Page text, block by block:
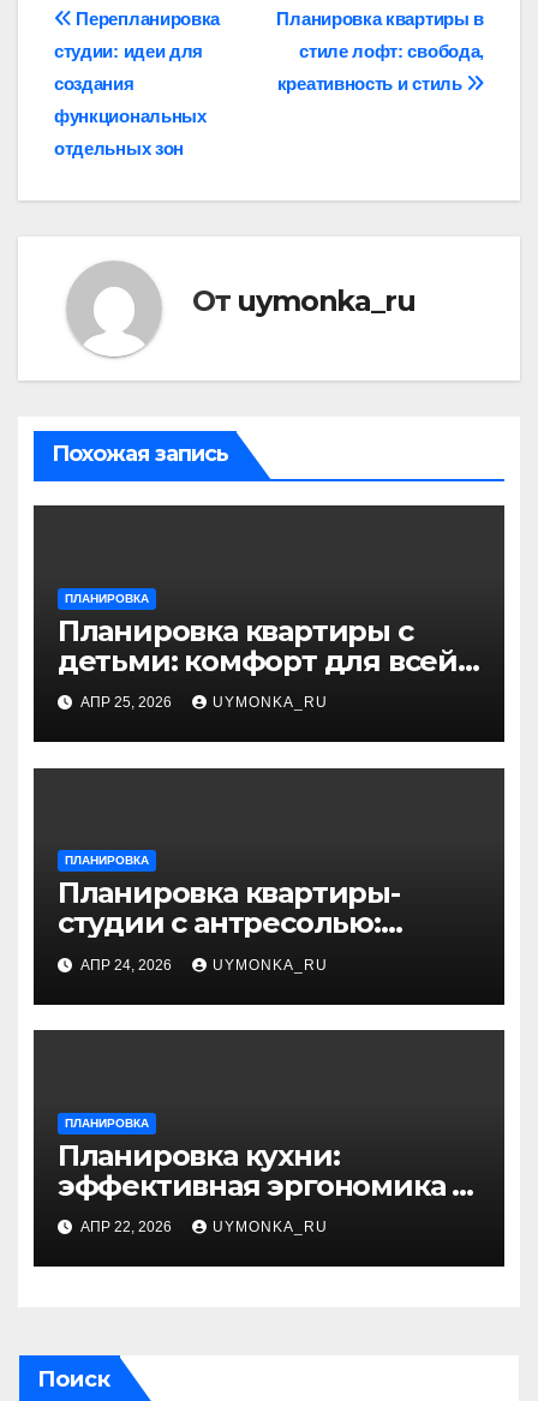
Навигация
по
записям
Планировка квартиры в
стиле лофт: свобода,
креативность и стиль
Перепланировка
студии: идеи для
создания
функциональных
отдельных зон
От uymonka_ru
Похожая запись
ПЛАНИРОВКА
Планировка квартиры с
детьми: комфорт для всей
семьи и разумный дизайн
АПР 25, 2026 UYMONKA_RU
ПЛАНИРОВКА
Планировка квартиры-
студии с антресолью:
больше пространства и
уюта
АПР 24, 2026 UYMONKA_RU
ПЛАНИРОВКА
Планировка кухни:
эффективная эргономика и
функциональный дизайн
советы
АПР 22, 2026 UYMONKA_RU
Поиск